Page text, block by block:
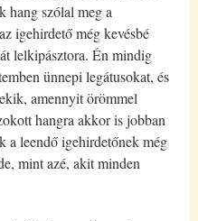
hang szólal meg a
igehirdető még kevésbé
lelkipásztora. Én mindig
ünnepi legátusokat, és
amennyit örömmel
hangra akkor is jobban
a leendő igehirdetőnek még
mint azé, akit minden